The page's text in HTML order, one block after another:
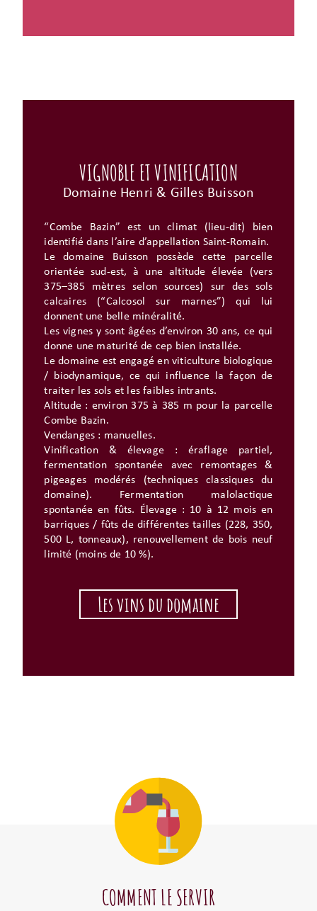
VIGNOBLE ET VINIFICATION
Domaine Henri & Gilles Buisson
“Combe Bazin” est un climat (lieu-dit) bien
identifié dans l’aire d’appellation Saint-Romain.
Le domaine Buisson possède cette parcelle
orientée sud-est, à une altitude élevée (vers
375–385 mètres selon sources) sur des sols
calcaires (“Calcosol sur marnes”) qui lui
donnent une belle minéralité.
Les vignes y sont âgées d’environ 30 ans, ce qui
donne une maturité de cep bien installée.
Le domaine est engagé en viticulture biologique
/ biodynamique, ce qui influence la façon de
traiter les sols et les faibles intrants.
Altitude : environ 375 à 385 m pour la parcelle
Combe Bazin.
Vendanges : manuelles.
Vinification & élevage : éraflage partiel,
fermentation spontanée avec remontages &
pigeages modérés (techniques classiques du
domaine). Fermentation malolactique
spontanée en fûts. Élevage : 10 à 12 mois en
barriques / fûts de différentes tailles (228, 350,
500 L, tonneaux), renouvellement de bois neuf
limité (moins de 10 %).
Les vins du domaine
COMMENT LE SERVIR